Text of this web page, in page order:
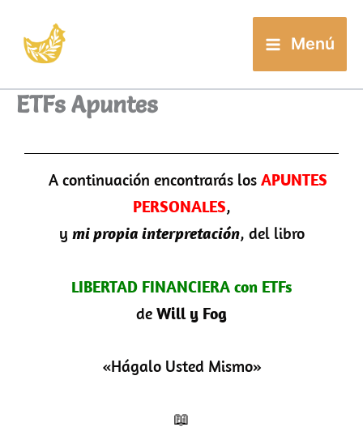
contenido
Menú
ETFs Apuntes
A continuación encontrarás los APUNTES
PERSONALES,
y mi propia interpretación, del libro
LIBERTAD FINANCIERA con ETFs
de Will y Fog
«Hágalo Usted Mismo»
📖